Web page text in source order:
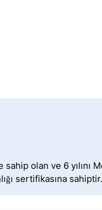
olan ve 6 yılını
sertifikasına sahiptir.